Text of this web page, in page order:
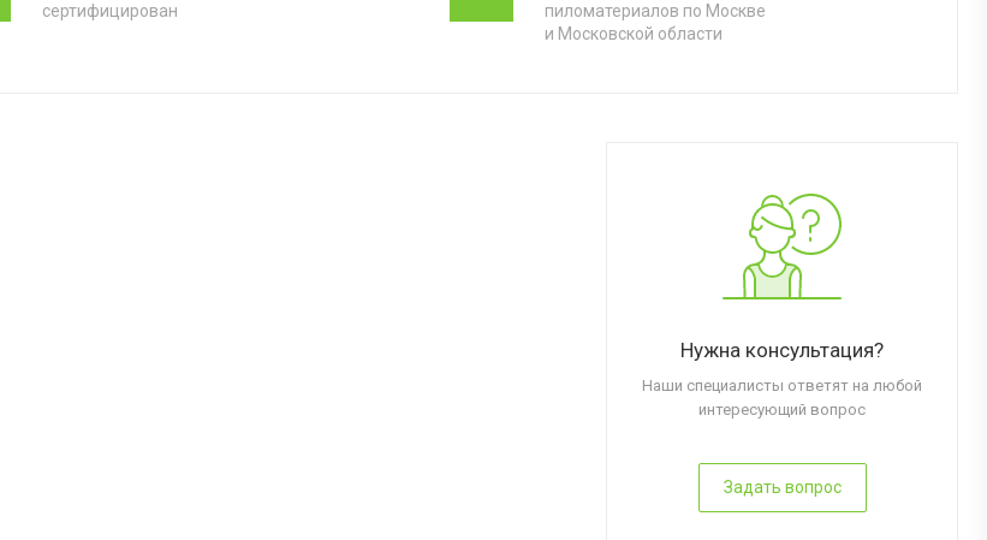
сертифицирован
пиломатериалов по Москве
и Московской области
Нужна консультация?
Наши специалисты ответят на любой
интересующий вопрос
Задать вопрос